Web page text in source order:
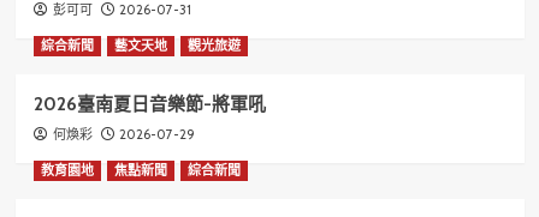
彭可可 2026-07-31
綜合新聞 藝文天地 觀光旅遊
2026臺南夏日音樂節-將軍吼
何煥彩 2026-07-29
教育園地 焦點新聞 綜合新聞